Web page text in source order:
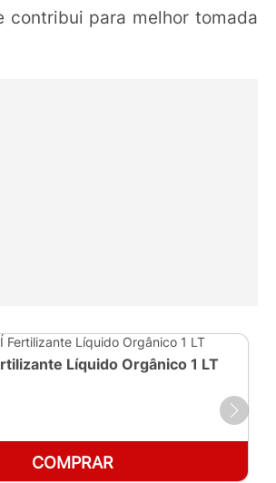
contribui para melhor tomada
Líquido Orgânico 1 LT
COMPRAR